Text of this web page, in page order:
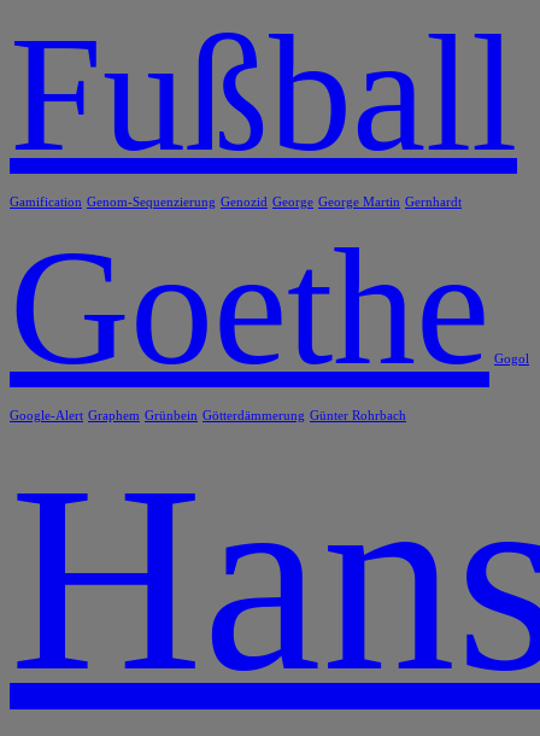
Fußball
Gamification Genom-Sequenzierung Genozid George George Martin Gernhardt
Goethe Gogol
Google-Alert Graphem Grünbein Götterdämmerung Günter Rohrbach